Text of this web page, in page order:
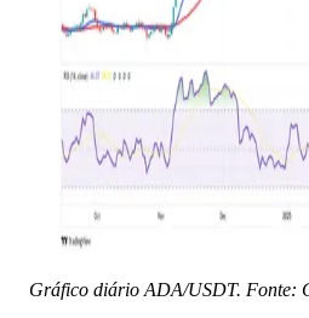
Gráfico diário ADA/USDT. Fonte: